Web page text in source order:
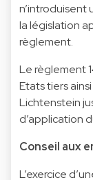
n’introduisent
la législation
règlement.
Le règlement
Etats tiers
Lichtenstein
d’application
Conseil aux
L’exercice